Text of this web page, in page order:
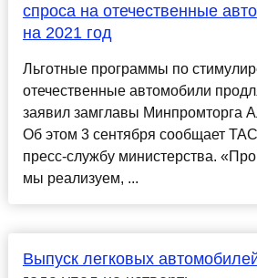
спроса на отечественные
на 2021 год
Льготные программы по
отечественные автомобили
заявил замглавы Минпромторга
Об этом 3 сентября сообщает
пресс-службу министерства.
мы реализуем, ...
Выпуск легковых